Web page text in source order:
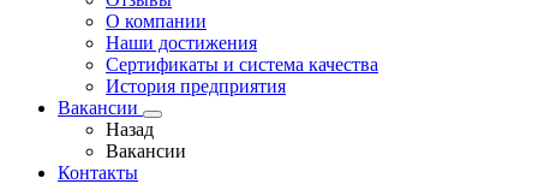
О компании
Наши достижения
Сертификаты и система качества
История предприятия
Вакансии
Назад
Вакансии
Контакты